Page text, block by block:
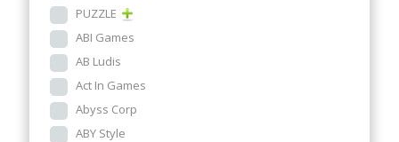
PUZZLE
ABI Games
AB Ludis
Act In Games
Abyss Corp
ABY Style